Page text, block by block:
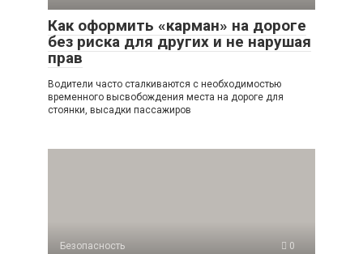
Как оформить «карман» на дороге
без риска для других и не нарушая
прав
Водители часто сталкиваются с необходимостью
временного высвобождения места на дороге для
стоянки, высадки пассажиров
Безопасность 0